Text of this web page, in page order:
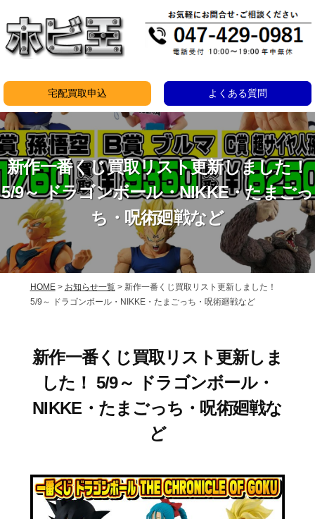
ン
テ
へ
ス
キ
ッ
プ
宅配買取申込 よくある質問
新作一番くじ買取リスト更新しました！
5/9～ ドラゴンボール・NIKKE・たまごっ
ち・呪術廻戦など
HOME> お知らせ一覧> 新作一番くじ買取リスト更新しました！
5/9～ ドラゴンボール・NIKKE・たまごっち・呪術廻戦など
新作一番くじ買取リスト更新しま
した！ 5/9～ ドラゴンボール・
NIKKE・たまごっち・呪術廻戦な
ど